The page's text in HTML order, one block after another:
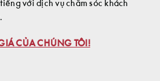
với dịch vụ chăm sóc khách
CỦA CHÚNG TÔI!